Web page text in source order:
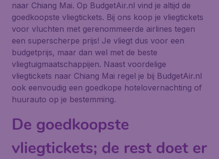
naar Chiang Mai. Op BudgetAir.nl vind je altijd de
goedkoopste vliegtickets. Bij ons koop je vliegtickets
voor vluchten met gerenommeerde airlines tegen
een superscherpe prijs! Je vliegt dus voor een
budgetprijs, maar dan wel met de beste
vliegtuigmaatschappijen. Naast voordelige
vliegtickets naar Chiang Mai regel je bij BudgetAir.nl
ook eenvoudig een goedkope hotelovernachting of
huurauto op je bestemming.
De goedkoopste
vliegtickets; de rest doet er